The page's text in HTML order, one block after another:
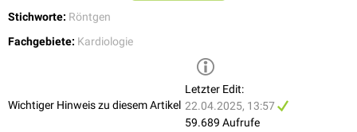
Stichworte: Röntgen
Fachgebiete: Kardiologie
Wichtiger Hinweis zu diesem Artikel
Letzter Edit:
22.04.2025, 13:57
59.689 Aufrufe